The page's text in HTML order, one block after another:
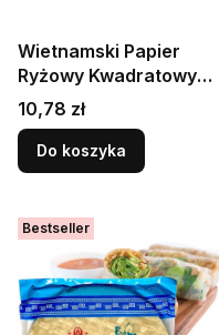
Wietnamski Papier
Ryżowy Kwadratowy
Bezglutenowy Do
Sajgonek 19cm 500g HS
Cena
10,78 zł
Do koszyka
Bestseller